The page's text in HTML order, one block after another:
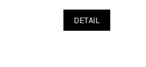
DETAIL